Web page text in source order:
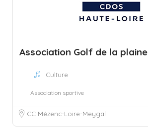
Association Golf de la plaine
Culture
Association sportive
CC Mézenc-Loire-Meygal